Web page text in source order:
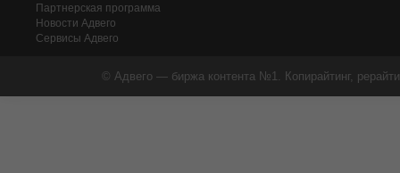
Партнерская программа
Новости Адвего
Сервисы Адвего
© Адвего — биржа контента №1. Копирайтинг,